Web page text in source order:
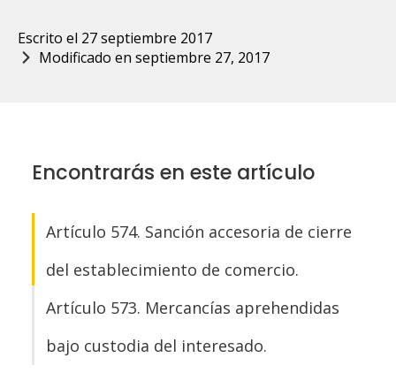
Escrito el 27 septiembre 2017
Modificado en septiembre 27, 2017
Encontrarás en este artículo
Artículo 574. Sanción accesoria de cierre
del establecimiento de comercio.
Artículo 573. Mercancías aprehendidas
bajo custodia del interesado.